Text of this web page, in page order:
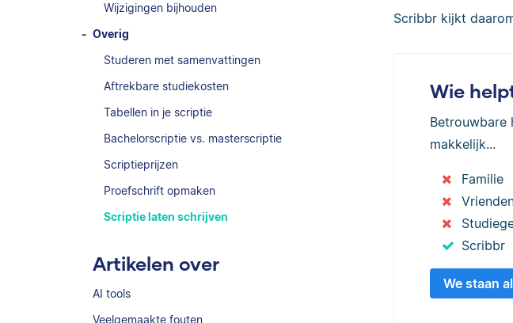
Wijzigingen bijhouden
Overig
Studeren met samenvattingen
Aftrekbare studiekosten
Tabellen in je scriptie
Bachelorscriptie vs. masterscriptie
Scriptieprijzen
Proefschrift opmaken
Scriptie laten schrijven
Artikelen over
AI tools
Veelgemaakte fouten
Scribbr kijkt
Wie
Betrouwbare
makkelijk...
Familie
Scribbr
We staan